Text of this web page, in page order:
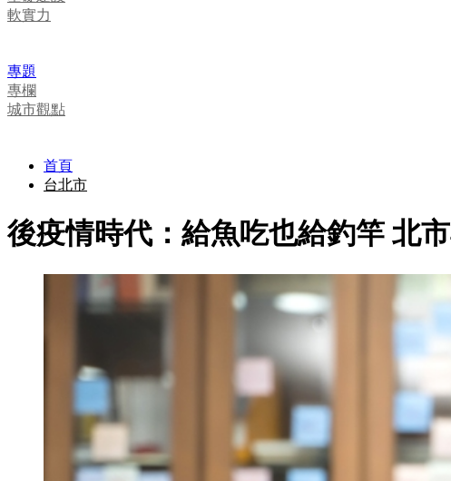
軟實力
專題
專欄
城市觀點
首頁
台北市
後疫情時代：給魚吃也給釣竿 北